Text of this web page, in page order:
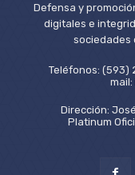
Defensa y
digitales e
sociedades
Teléfonos: (593)
Dirección:
Platinum